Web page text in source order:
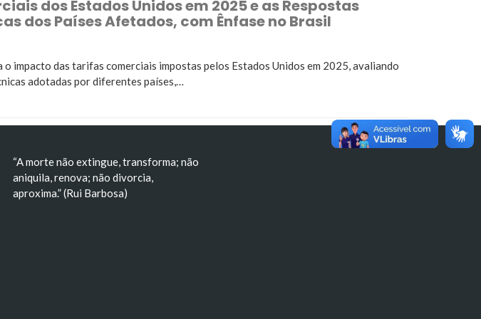
Consequências…
nacional
dos Estados Unidos em 2025 e as Respostas
dos Países Afetados, com Ênfase no Brasil
o impacto das tarifas comerciais impostas pelos Estados Unidos em 2025, avaliando
adotadas por diferentes países,…
“A morte não extingue, transforma; não
aniquila, renova; não divorcia,
aproxima.” (Rui Barbosa)